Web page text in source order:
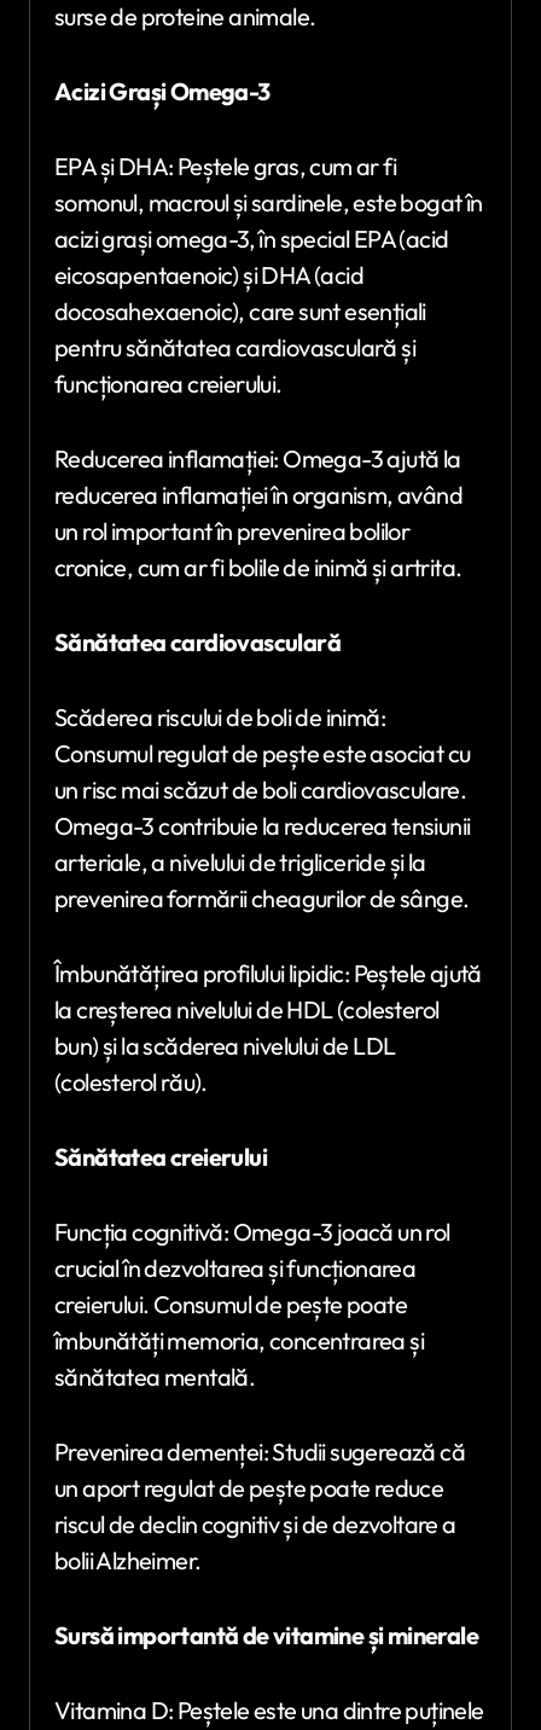
surse de proteine animale.
Acizi Grași Omega-3
EPA și DHA: Peștele gras, cum ar fi
somonul, macroul și sardinele, este bogat în
acizi grași omega-3, în special EPA (acid
eicosapentaenoic) și DHA (acid
docosahexaenoic), care sunt esențiali
pentru sănătatea cardiovasculară și
funcționarea creierului.
Reducerea inflamației: Omega-3 ajută la
reducerea inflamației în organism, având
un rol important în prevenirea bolilor
cronice, cum ar fi bolile de inimă și artrita.
Sănătatea cardiovasculară
Scăderea riscului de boli de inimă:
Consumul regulat de pește este asociat cu
un risc mai scăzut de boli cardiovasculare.
Omega-3 contribuie la reducerea tensiunii
arteriale, a nivelului de trigliceride și la
prevenirea formării cheagurilor de sânge.
Îmbunătățirea profilului lipidic: Peștele ajută
la creșterea nivelului de HDL (colesterol
bun) și la scăderea nivelului de LDL
(colesterol rău).
Sănătatea creierului
Funcția cognitivă: Omega-3 joacă un rol
crucial în dezvoltarea și funcționarea
creierului. Consumul de pește poate
îmbunătăți memoria, concentrarea și
sănătatea mentală.
Prevenirea demenței: Studii sugerează că
un aport regulat de pește poate reduce
riscul de declin cognitiv și de dezvoltare a
bolii Alzheimer.
Sursă importantă de vitamine și minerale
Vitamina D: Peștele este una dintre puținele